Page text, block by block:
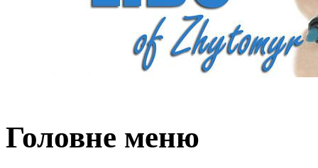
Головне меню